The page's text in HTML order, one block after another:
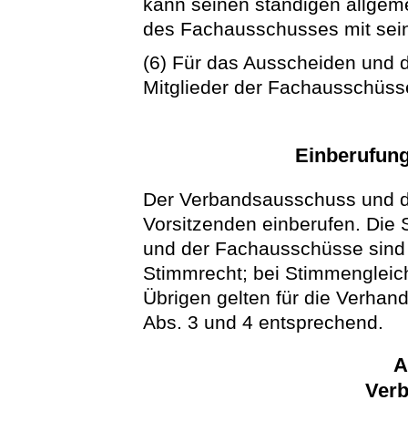
des Fachausschusses mit
(6) Für das Ausscheiden und
Mitglieder der
Der Verbandsausschuss und
Vorsitzenden einberufen. Die
und der Fachausschüsse
Stimmrecht; bei
Übrigen gelten für die
Abs. 3 und 4 entsprechend.